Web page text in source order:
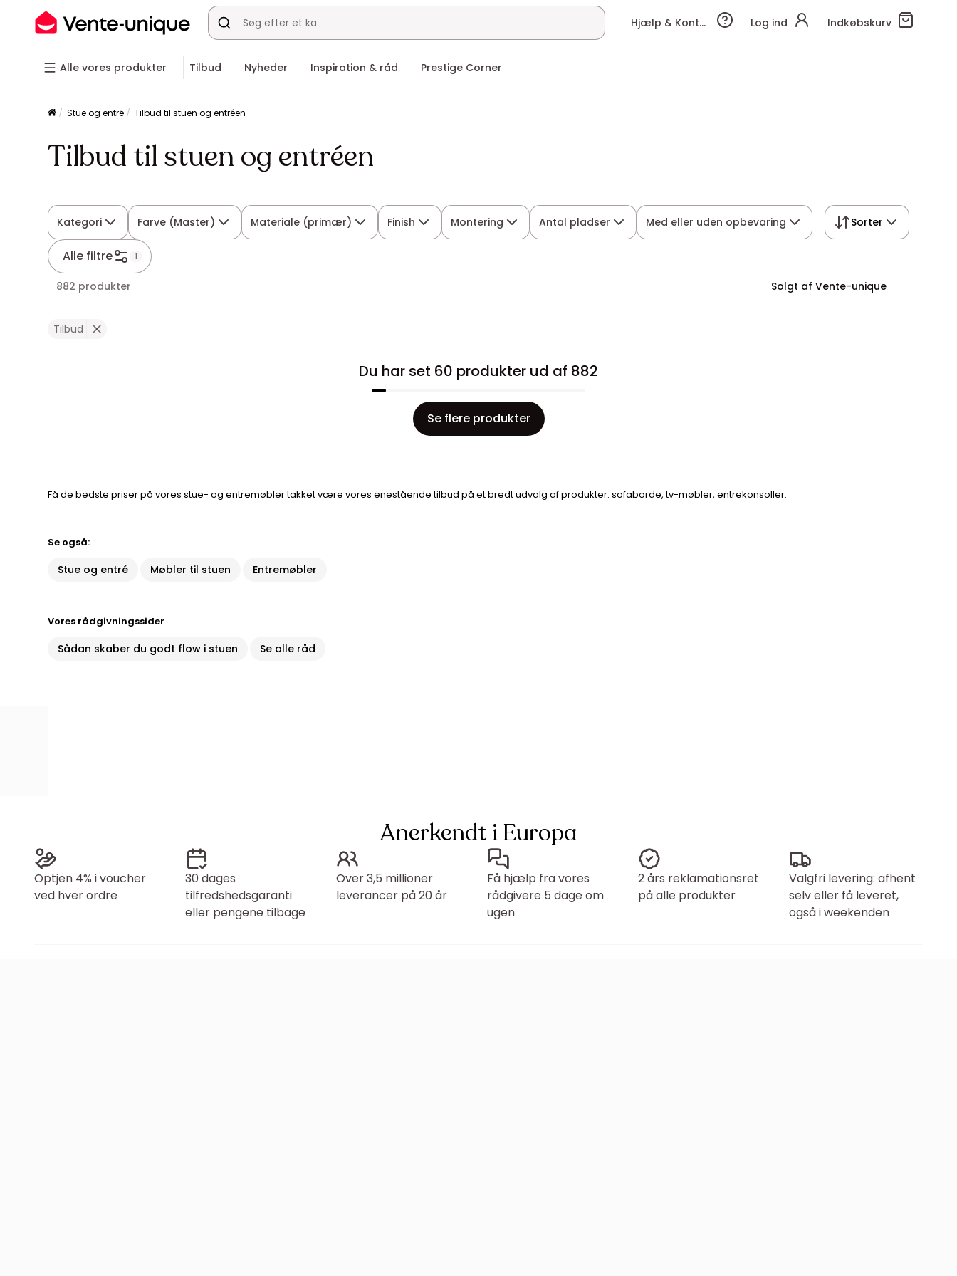
Hjælp & Kontakt Log ind Indkøbskurv
Alle vores produkter Tilbud Nyheder Inspiration & råd Prestige Corner
Stue og entré Tilbud til stuen og entréen
Tilbud til stuen og entréen
Kategori Farve (Master) Materiale (primær) Finish Montering Antal pladser Med eller uden opbevaring
Alle filtre 1
Sorter
882 produkter Solgt af Vente-unique
Tilbud
Du har set 60 produkter ud af 882
Se flere produkter
Få de bedste priser på vores stue- og entremøbler takket være vores enestående tilbud på et bredt udvalg af produkter: sofaborde, tv-møbler, entrekonsoller.
Se også:
Stue og entré Møbler til stuen Entremøbler
Vores rådgivningssider
Sådan skaber du godt flow i stuen Se alle råd
Anerkendt i Europa
Optjen 4% i voucher
ved hver ordre
30 dages
tilfredshedsgaranti
eller pengene tilbage
Over 3,5 millioner
leverancer på 20 år
Få hjælp fra vores
rådgivere 5 dage om
ugen
2 års reklamationsret
på alle produkter
Valgfri levering: afhent
selv eller få leveret,
også i weekenden